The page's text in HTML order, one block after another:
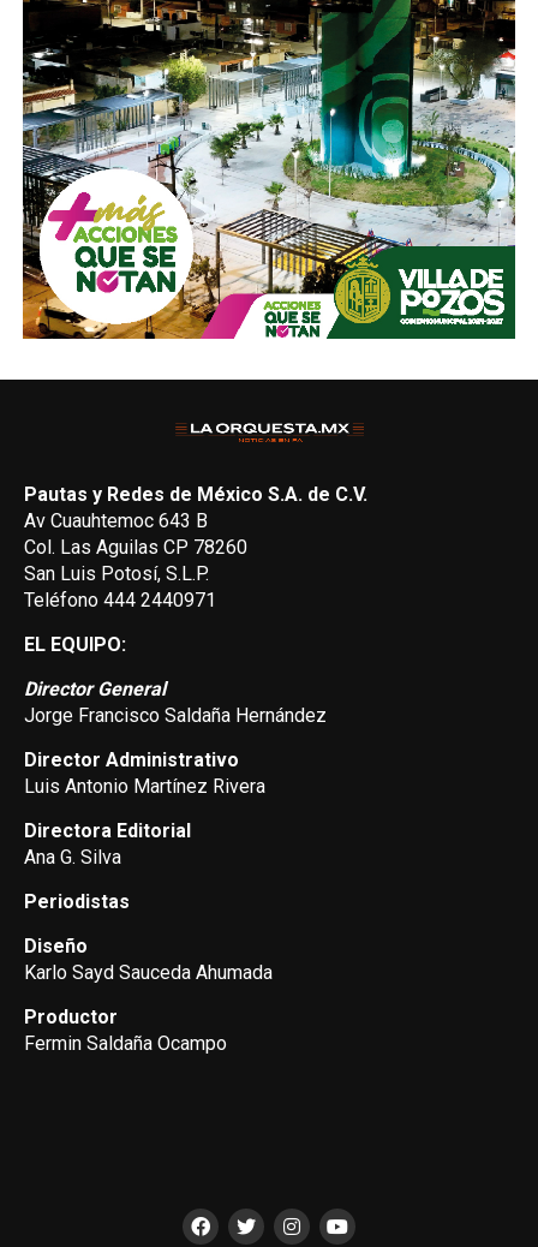
Pautas y Redes de México S.A. de C.V.
Av Cuauhtemoc 643 B
Col. Las Aguilas CP 78260
San Luis Potosí, S.L.P.
Teléfono 444 2440971
EL EQUIPO:
Director General
Jorge Francisco Saldaña Hernández
Director Administrativo
Luis Antonio Martínez Rivera
Directora Editorial
Ana G. Silva
Periodistas
Diseño
Karlo Sayd Sauceda Ahumada
Productor
Fermin Saldaña Ocampo